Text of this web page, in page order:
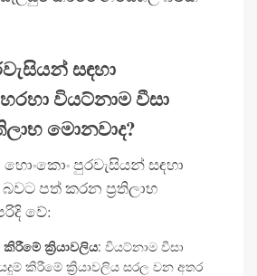
සඳහා
වියට්නාම වීසා
මොනවාද?
හොංකොං පුරවැසියන් සඳහා
පත් කරන ප්‍රතිලාභ
වේ:
ක්‍රියාවලිය: වියට්නාම වීසා
කිරීමේ ක්‍රියාවලිය සරල වන අතර